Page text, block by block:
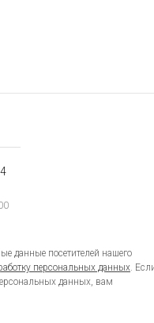
данные посетителей нашего
персональных данных.
данных, вам